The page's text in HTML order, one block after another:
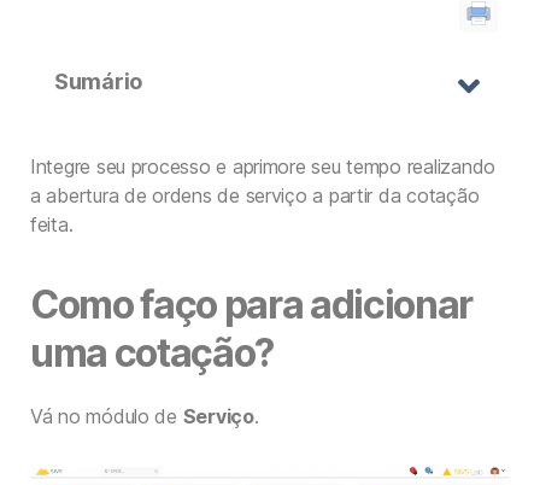
Sumário
Integre seu processo e aprimore seu tempo realizando
a abertura de ordens de serviço a partir da cotação
feita.
Como faço para adicionar
uma cotação?
Vá no módulo de Serviço.